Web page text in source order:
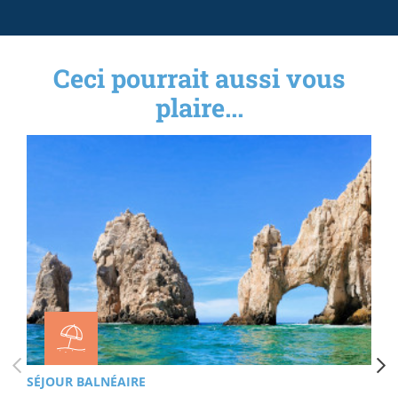
Ceci pourrait aussi vous
plaire...
SÉJOUR BALNÉAIRE